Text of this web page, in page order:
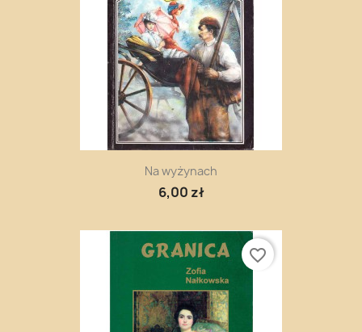
Na wyżynach
6,00 zł
favorite_border